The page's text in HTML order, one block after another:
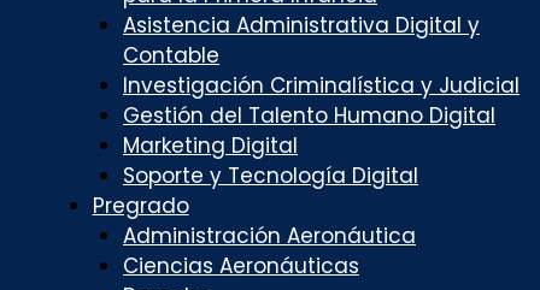
Asistencia Administrativa Digital y
Contable
Investigación Criminalística y Judicial
Gestión del Talento Humano Digital
Marketing Digital
Soporte y Tecnología Digital
Pregrado
Administración Aeronáutica
Ciencias Aeronáuticas